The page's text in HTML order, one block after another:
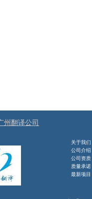
州翻译公司
关于我们
公司介绍
公司资质
质量承诺
最新项